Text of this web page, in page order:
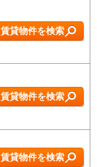
賃貸物件を検索
賃貸物件を検索
賃貸物件を検索